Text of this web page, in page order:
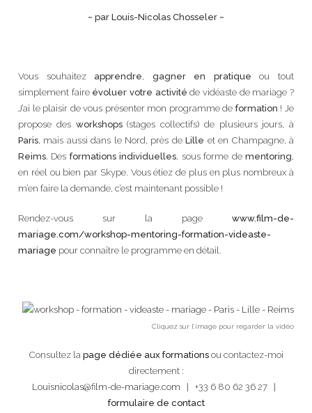
~ par Louis-Nicolas Chosseler ~
Vous souhaitez apprendre, gagner en pratique ou tout
simplement faire évoluer votre activité de vidéaste de mariage ?
J’ai le plaisir de vous présenter mon programme de formation ! Je
propose des workshops(stages collectifs) de plusieurs jours, à
Paris, mais aussi dans le Nord, près deLille et en Champagne, à
Reims. Des formations individuelles, sous forme dementoring,
en réel ou bien par Skype. Vous étiez de plus en plus nombreux à
m’en faire la demande, c’est maintenant possible !
Rendez-vous sur la page www.film-de-
mariage.com/workshop-mentoring-formation-videaste-
mariage pour connaître le programme en détail.
Cliquez sur l’image pour regarder la vidéo
Consultez la page dédiée aux formationsou contactez-moi
directement :
Louisnicolas@film-de-mariage.com | +33 6 80 62 36 27 |
formulaire de contact